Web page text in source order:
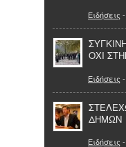
Ειδήσεις
ΟΧΙ
Ειδήσεις
ΔΗΜΩΝ
Ειδήσεις